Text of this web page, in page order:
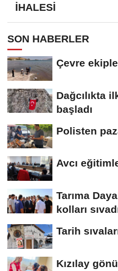
İHALESİ
SON HABERLER
Çevre
Dağcılıkta
başladı
Polisten
Avcı
Tarıma
kolları
Tarih
Kızılay